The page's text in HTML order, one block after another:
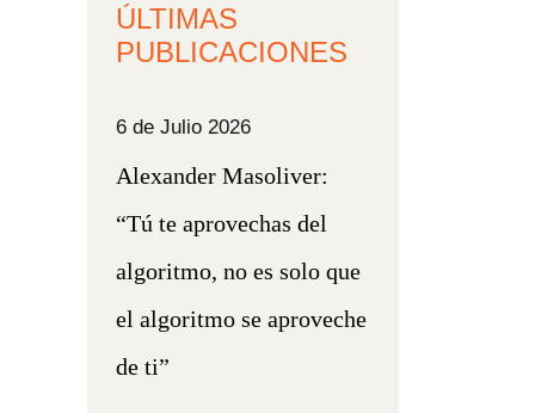
ÚLTIMAS
PUBLICACIONES
6 de Julio 2026
Alexander Masoliver:
“Tú te aprovechas del
algoritmo, no es solo que
el algoritmo se aproveche
de ti”